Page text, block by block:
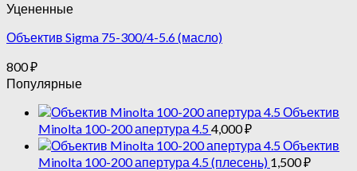
Уцененные
Объектив Sigma 75-300/4-5.6 (масло)
800₽
Популярные
Объектив
Minolta 100-200 апертура 4.54,000₽
Объектив
Minolta 100-200 апертура 4.5 (плесень) 1,500₽